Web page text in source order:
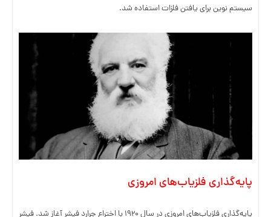
سیستم نوین برای یافتن فلزات استفاده شد.
پایه‌گذاری فلزیاب‌های امروزی
پایه‌گذاری فلزیاب‌های امروزی در سال ۱۹۲۰ با اختراع جرارد فیشر آغاز شد. فیشر